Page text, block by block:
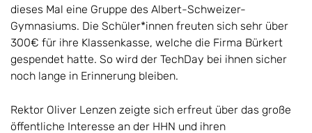
dieses Mal eine Gruppe des Albert-Schweizer-
Gymnasiums. Die Schüler*innen freuten sich sehr über
300€ für ihre Klassenkasse, welche die Firma Bürkert
gespendet hatte. So wird der TechDay bei ihnen sicher
noch lange in Erinnerung bleiben.
Rektor Oliver Lenzen zeigte sich erfreut über das große
öffentliche Interesse an der HHN und ihren